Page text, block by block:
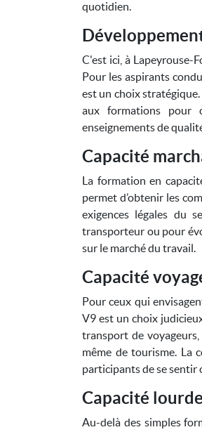
quotidien.
C'est ici, à Lapeyrouse-
Pour les aspirants
est un choix
aux formations pour
enseignements de
Capacité
La formation en
permet d’obtenir les
exigences légales du
transporteur ou pour
sur le marché du travail.
Capacité
Pour ceux qui
V9 est un choix
transport de
même de tourisme. La
participants de se sentir
Capacité
Au-delà des simples